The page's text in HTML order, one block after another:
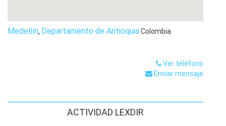
Medellín, Departamento de AntioquiaColombia
Ver teléfono
Enviar mensaje
ACTIVIDAD LEXDIR